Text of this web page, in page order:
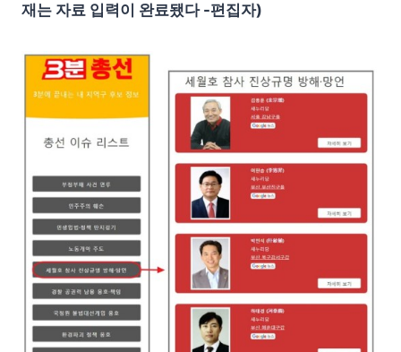
재는 자료 입력이 완료됐다 -편집자)